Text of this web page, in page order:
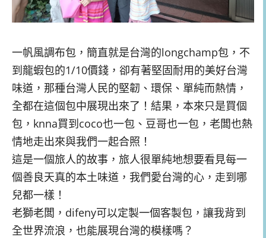
一帆風調布包，簡直就是台灣的longchamp包，不
到龍蝦包的1/10價錢，卻有著堅固耐用的美好台灣
味道，那種台灣人民的堅韌、環保、單純而熱情，
全都在這個包中展現出來了！結果，本來只是買個
包，knna買到coco也一包、豆哥也一包，老闆也熱
情地走出來與我們一起合照！
這是一個旅人的故事，旅人很單純地想要看見每一
個善良天真的本土味道，我們愛台灣的心，走到哪
兒都一樣！
老獅老闆，difeny可以定製一個客製包，讓我背到
全世界流浪，也能展現台灣的模樣嗎？